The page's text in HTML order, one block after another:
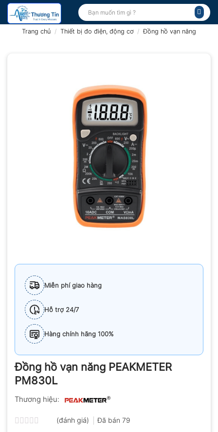
Bỏ
qua
Tìm
kiếm:
Trang chủ / Thiết bị đo điện, động cơ / Đồng hồ vạn năng
Miễn phí giao hàng
Hỗ trợ 24/7
Hàng chính hãng 100%
Đồng hồ vạn năng PEAKMETER
PM830L
Thương hiệu:
(đánh giá) Đã bán 79